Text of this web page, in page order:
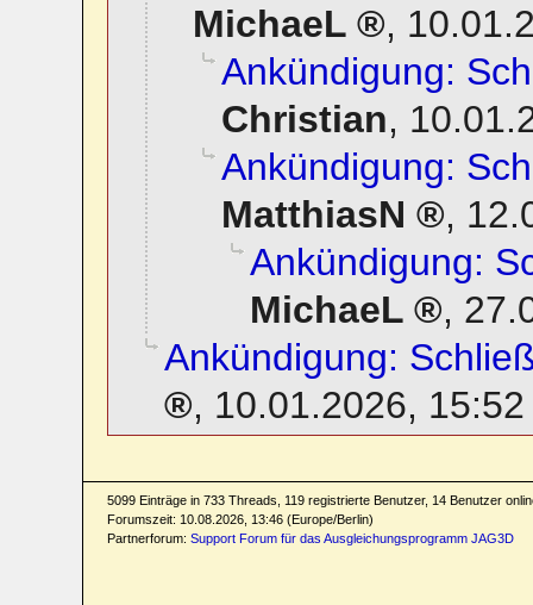
MichaeL
,
Ankündigung:
Christian,
Ankündigung:
MatthiasN
,
Ankündigung:
MichaeL
,
Ankündigung:
, 10.01.2026, 15:52
5099 Einträge in 733 Threads, 119 registrierte Benutzer, 14 Benutzer
Forumszeit: 10.08.2026, 13:46 (Europe/Berlin)
Partnerforum: Support Forum für das Ausgleichungsprogramm JAG3D